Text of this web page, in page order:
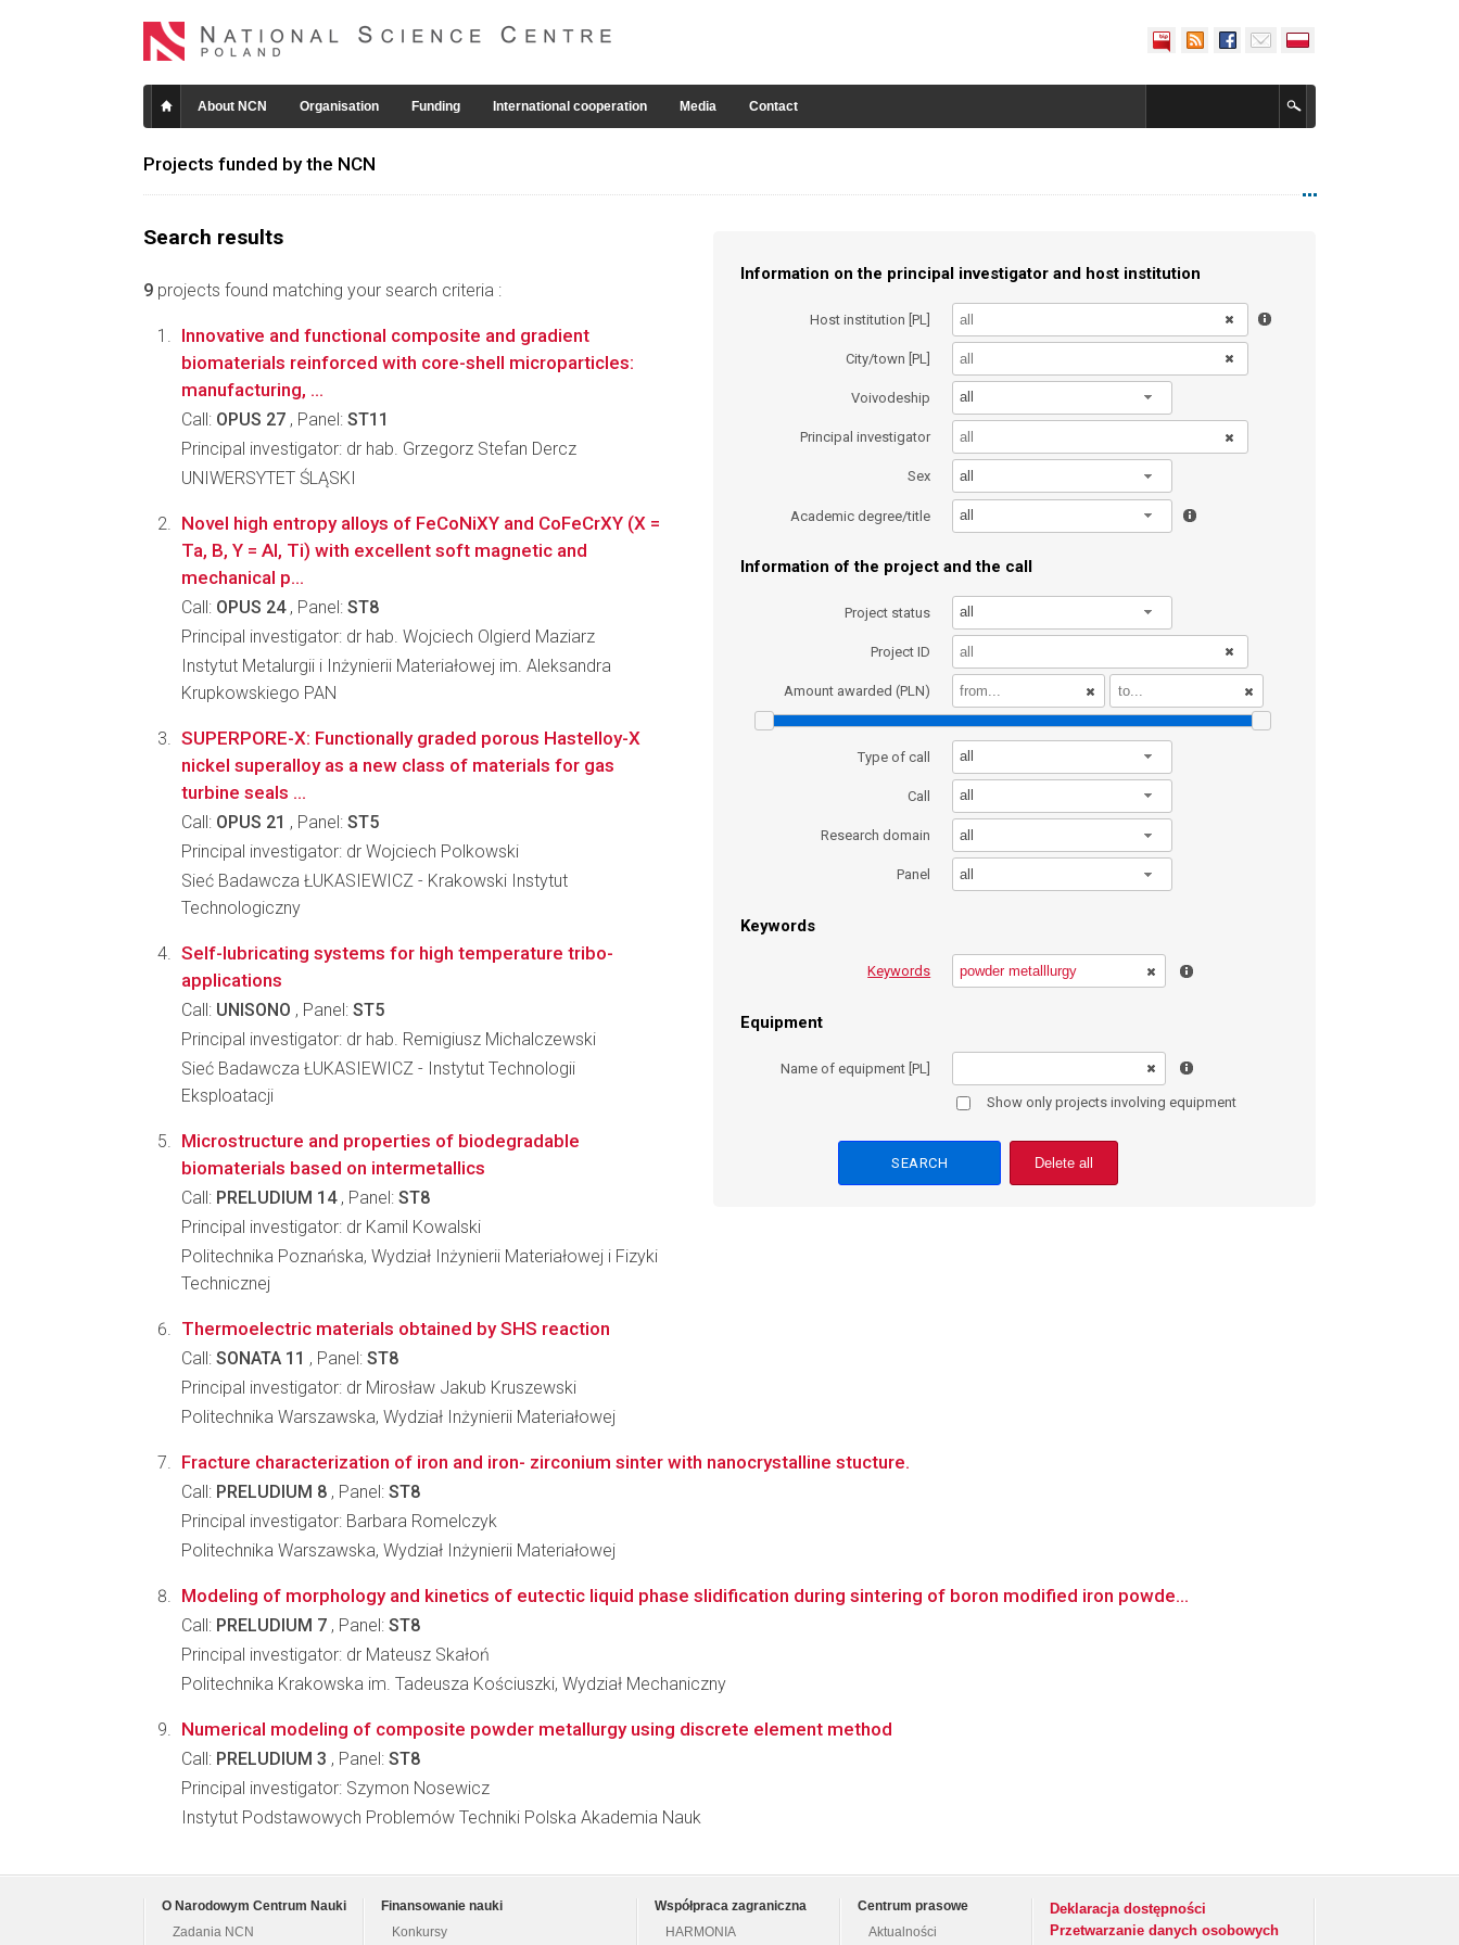
About NCN Organisation Funding International cooperation Media Contact
Projects funded by the NCN
Search results
9 projects found matching your search criteria :
Information on the principal investigator and host institution
Host institution [PL]
City/town [PL]
Voivodeship all
Principal investigator
Sex all
Academic degree/title all
Information of the project and the call
Project status all
Project ID
Amount awarded (PLN)
Type of call all
Call all
Research domain all
Panel all
Keywords
Keywords
Equipment
Name of equipment [PL]
Show only projects involving equipment
Delete all
Innovative and functional composite and gradient
biomaterials reinforced with core-shell microparticles:
manufacturing, ...
Call: OPUS 27 , Panel: ST11
Principal investigator: dr hab. Grzegorz Stefan Dercz
UNIWERSYTET ŚLĄSKI
Novel high entropy alloys of FeCoNiXY and CoFeCrXY (X =
Ta, B, Y = Al, Ti) with excellent soft magnetic and
mechanical p...
Call: OPUS 24, Panel: ST8
Principal investigator: dr hab. Wojciech Olgierd Maziarz
Instytut Metalurgii i Inżynierii Materiałowej im. Aleksandra
Krupkowskiego PAN
SUPERPORE-X: Functionally graded porous Hastelloy-X
nickel superalloy as a new class of materials for gas
turbine seals ...
Call: OPUS 21 , Panel: ST5
Principal investigator: dr Wojciech Polkowski
Sieć Badawcza ŁUKASIEWICZ - Krakowski Instytut
Technologiczny
Self-lubricating systems for high temperature tribo-
applications
Call: UNISONO , Panel: ST5
Principal investigator: dr hab. Remigiusz Michalczewski
Sieć Badawcza ŁUKASIEWICZ - Instytut Technologii
Eksploatacji
Microstructure and properties of biodegradable
biomaterials based on intermetallics
Call: PRELUDIUM 14, Panel: ST8
Principal investigator: dr Kamil Kowalski
Politechnika Poznańska, Wydział Inżynierii Materiałowej i Fizyki
Technicznej
Thermoelectric materials obtained by SHS reaction
Call: SONATA 11 , Panel: ST8
Principal investigator: dr Mirosław Jakub Kruszewski
Politechnika Warszawska, Wydział Inżynierii Materiałowej
Fracture characterization of iron and iron- zirconium sinter with nanocrystalline stucture.
Call: PRELUDIUM 8 , Panel: ST8
Principal investigator: Barbara Romelczyk
Politechnika Warszawska, Wydział Inżynierii Materiałowej
Modeling of morphology and kinetics of eutectic liquid phase slidification during sintering of boron modified iron powde...
Call: PRELUDIUM 7 , Panel: ST8
Principal investigator: dr Mateusz Skałoń
Politechnika Krakowska im. Tadeusza Kościuszki, Wydział Mechaniczny
Numerical modeling of composite powder metallurgy using discrete element method
Call: PRELUDIUM 3 , Panel: ST8
Principal investigator: Szymon Nosewicz
Instytut Podstawowych Problemów Techniki Polska Akademia Nauk
O Narodowym Centrum Nauki
Zadania NCN
Finansowanie nauki
Konkursy
Współpraca zagraniczna
HARMONIA
Centrum prasowe
Aktualności
Deklaracja dostępności
Przetwarzanie danych osobowych